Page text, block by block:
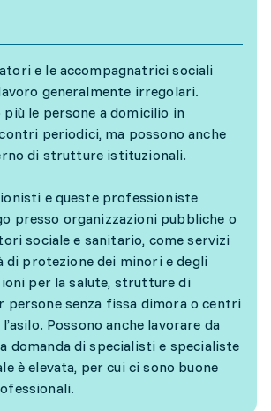
e le accompagnatrici sociali
generalmente irregolari.
più le persone a domicilio in
periodici, ma possono anche
di strutture istituzionali.
e queste professioniste
presso organizzazioni pubbliche o
sociale e sanitario, come servizi
di protezione dei minori e degli
per la salute, strutture di
persone senza fissa dimora o centri
Possono anche lavorare da
domanda di specialisti e specialiste
è elevata, per cui ci sono buone